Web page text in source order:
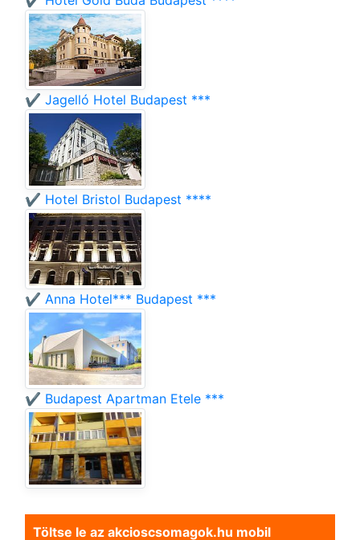
✔️ Jagelló Hotel Budapest ***
✔️ Hotel Bristol Budapest ****
✔️ Anna Hotel*** Budapest ***
✔️ Budapest Apartman Etele ***
Töltse le az akcioscsomagok.hu mobil